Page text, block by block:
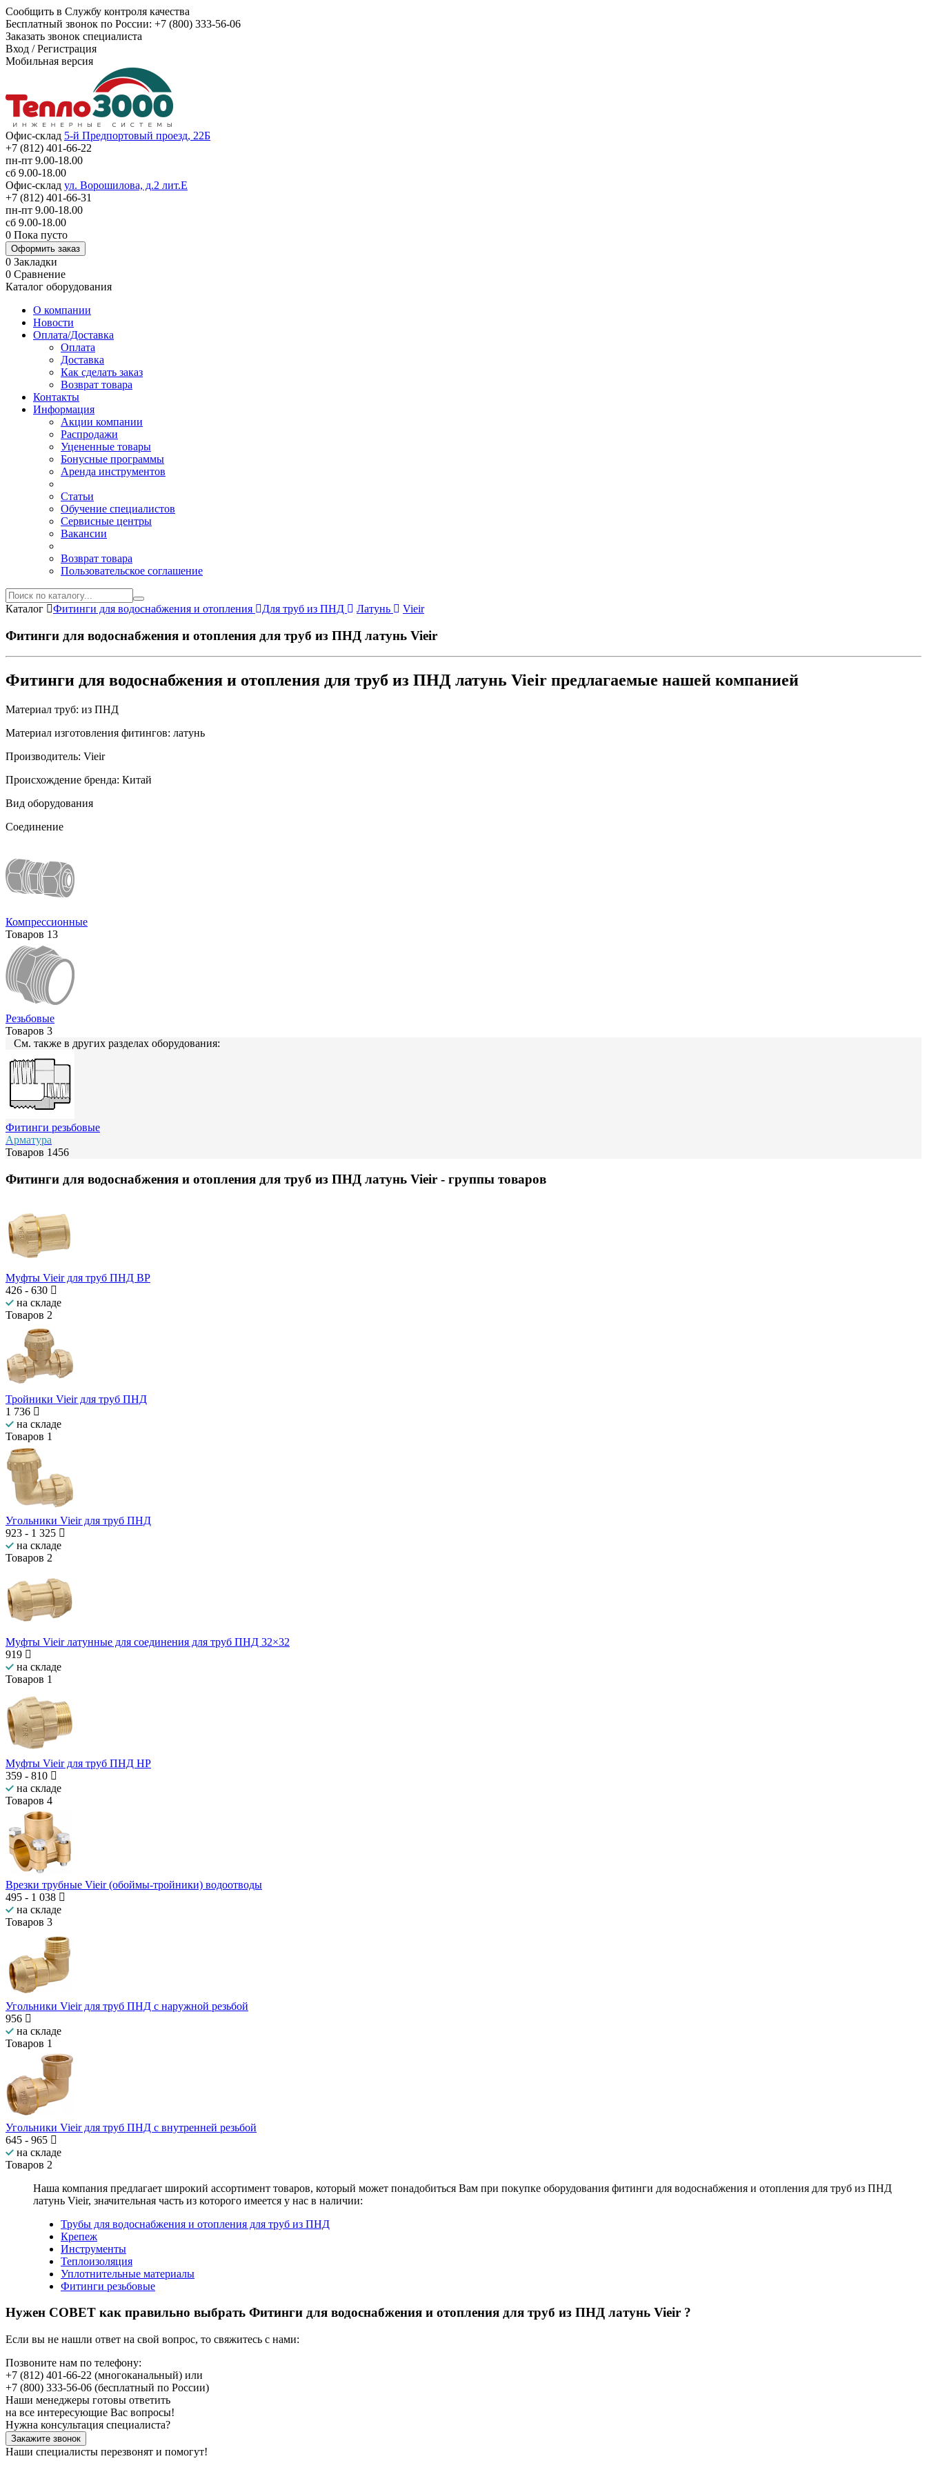
Сообщить в Службу контроля качества
Бесплатный звонок по России: +7 (800) 333-56-06
Заказать звонок специалиста
Вход /Регистрация
Мобильная версия
Офис-склад 5-й Предпортовый проезд, 22Б
+7 (812) 401-66-22
пн-пт 9.00-18.00
сб 9.00-18.00
Офис-склад ул. Ворошилова, д.2 лит.Е
+7 (812) 401-66-31
пн-пт 9.00-18.00
сб 9.00-18.00
0 Пока пусто
Оформить заказ
0 Закладки
0 Сравнение
Каталог оборудования
О компании
Новости
Оплата/Доставка
Оплата
Доставка
Как сделать заказ
Возврат товара
Контакты
Информация
Акции компании
Распродажи
Уцененные товары
Бонусные программы
Аренда инструментов
Статьи
Обучение специалистов
Сервисные центры
Вакансии
Возврат товара
Пользовательское соглашение
Каталог Фитинги для водоснабжения и отопления Для труб из ПНД Латунь Vieir
Фитинги для водоснабжения и отопления для труб из ПНД латунь Vieir
Фитинги для водоснабжения и отопления для труб из ПНД латунь Vieir предлагаемые нашей компанией
Материал труб: из ПНД
Материал изготовления фитингов: латунь
Производитель: Vieir
Происхождение бренда: Китай
Вид оборудования
Соединение
Компрессионные
Товаров 13
Резьбовые
Товаров 3
См. также в других разделах оборудования:
Фитинги резьбовые
Арматура
Товаров 1456
Фитинги для водоснабжения и отопления для труб из ПНД латунь Vieir - группы товаров
Муфты Vieir для труб ПНД ВP
426 - 630
на складе
Товаров 2
Тройники Vieir для труб ПНД
1 736
на складе
Товаров 1
Угольники Vieir для труб ПНД
923 - 1 325
на складе
Товаров 2
Муфты Vieir латунные для соединения для труб ПНД 32×32
919
на складе
Товаров 1
Муфты Vieir для труб ПНД НP
359 - 810
на складе
Товаров 4
Врезки трубные Vieir (обоймы-тройники) водоотводы
495 - 1 038
на складе
Товаров 3
Угольники Vieir для труб ПНД с наружной резьбой
956
на складе
Товаров 1
Угольники Vieir для труб ПНД с внутренней резьбой
645 - 965
на складе
Товаров 2
Наша компания предлагает широкий ассортимент товаров, который может понадобиться Вам при покупке оборудования фитинги для водоснабжения и отопления для труб из ПНД
латунь Vieir, значительная часть из которого имеется у нас в наличии:
Трубы для водоснабжения и отопления для труб из ПНД
Крепеж
Инструменты
Теплоизоляция
Уплотнительные материалы
Фитинги резьбовые
Нужен СОВЕТ как правильно выбрать Фитинги для водоснабжения и отопления для труб из ПНД латунь Vieir ?
Если вы не нашли ответ на свой вопрос, то свяжитесь с нами:
Позвоните нам по телефону:
+7 (812) 401-66-22 (многоканальный) или
+7 (800) 333-56-06 (бесплатный по России)
Наши менеджеры готовы ответить
на все интересующие Вас вопросы!
Нужна консультация специалиста?
Закажите звонок
Наши специалисты перезвонят и помогут!